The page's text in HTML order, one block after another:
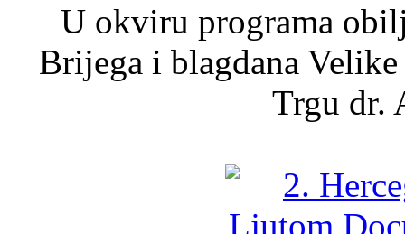
U okviru programa
Brijega i blagdana
Trgu dr.